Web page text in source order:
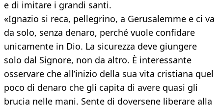
e di imitare i grandi santi.
«Ignazio si reca, pellegrino, a Gerusalemme e ci va
da solo, senza denaro, perché vuole confidare
unicamente in Dio. La sicurezza deve giungere
solo dal Signore, non da altro. È interessante
osservare che all’inizio della sua vita cristiana quel
poco di denaro che gli capita di avere quasi gli
brucia nelle mani. Sente di doversene liberare alla